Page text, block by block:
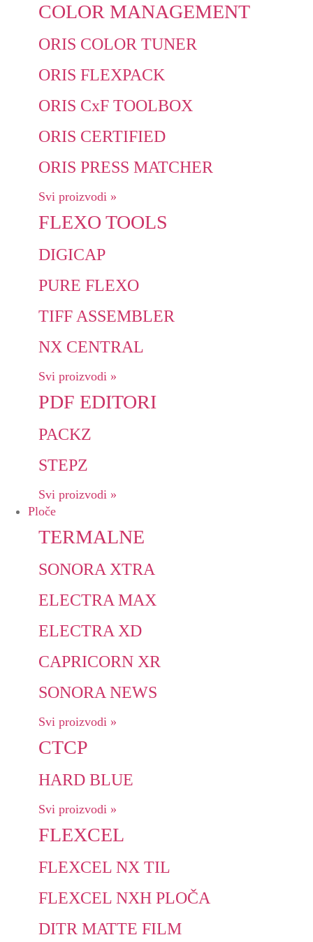
COLOR MANAGEMENT
ORIS COLOR TUNER
ORIS FLEXPACK
ORIS CxF TOOLBOX
ORIS CERTIFIED
ORIS PRESS MATCHER
Svi proizvodi »
FLEXO TOOLS
DIGICAP
PURE FLEXO
TIFF ASSEMBLER
NX CENTRAL
Svi proizvodi »
PDF EDITORI
PACKZ
STEPZ
Svi proizvodi »
Ploče
TERMALNE
SONORA XTRA
ELECTRA MAX
ELECTRA XD
CAPRICORN XR
SONORA NEWS
Svi proizvodi »
CTCP
HARD BLUE
Svi proizvodi »
FLEXCEL
FLEXCEL NX TIL
FLEXCEL NXH PLOČA
DITR MATTE FILM